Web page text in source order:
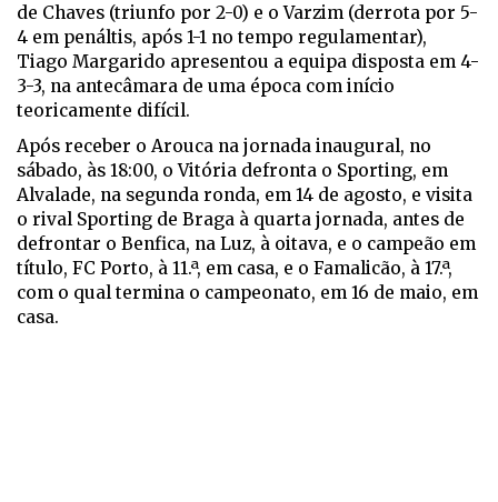
de Chaves (triunfo por 2-0) e o Varzim (derrota por 5-
4 em penáltis, após 1-1 no tempo regulamentar),
Tiago Margarido apresentou a equipa disposta em 4-
3-3, na antecâmara de uma época com início
teoricamente difícil.
Após receber o Arouca na jornada inaugural, no
sábado, às 18:00, o Vitória defronta o Sporting, em
Alvalade, na segunda ronda, em 14 de agosto, e visita
o rival Sporting de Braga à quarta jornada, antes de
defrontar o Benfica, na Luz, à oitava, e o campeão em
título, FC Porto, à 11.ª, em casa, e o Famalicão, à 17.ª,
com o qual termina o campeonato, em 16 de maio, em
casa.